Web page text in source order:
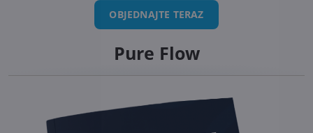
OBJEDNAJTE TERAZ
Pure Flow